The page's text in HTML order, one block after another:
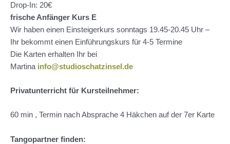
Drop-In: 20€
frische Anfänger Kurs E
Wir haben einen Einsteigerkurs sonntags 19.45-20.45 Uhr –
Ihr bekommt einen Einführungskurs für 4-5 Termine
Die Karten erhalten Ihr bei
Martina info@studioschatzinsel.de
Privatunterricht für Kursteilnehmer:
60 min , Termin nach Absprache 4 Häkchen auf der 7er Karte
Tangopartner finden: